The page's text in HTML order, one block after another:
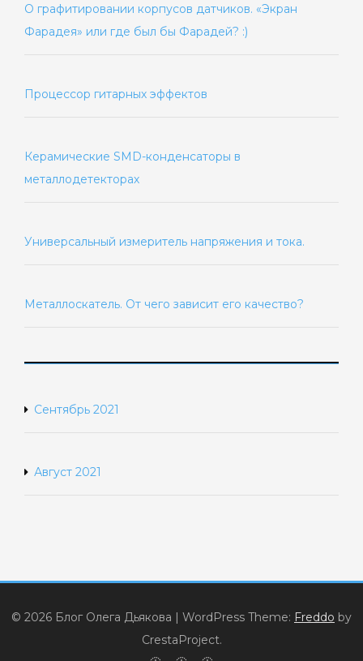
О графитировании корпусов датчиков. «Экран
Фарадея» или где был бы Фарадей? :)
Процессор гитарных эффектов
Керамические SMD-конденсаторы в
металлодетекторах
Универсальный измеритель напряжения и тока.
Металлоскатель. От чего зависит его качество?
Сентябрь 2021
Август 2021
© 2026 Блог Олега Дьякова WordPress Theme: Freddo by
CrestaProject.